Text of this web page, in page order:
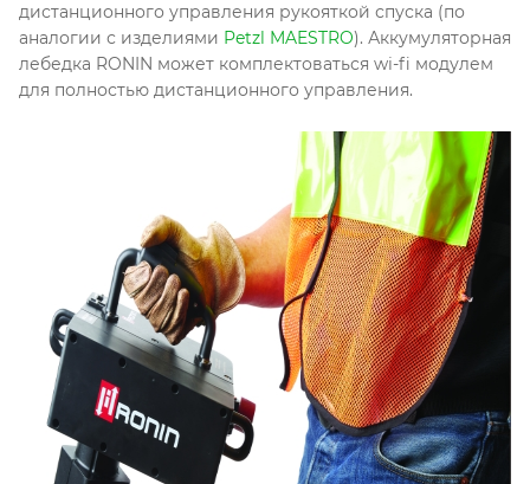
дистанционного управления рукояткой спуска (по
аналогии с изделиями Petzl MAESTRO). Аккумуляторная
лебедка RONIN может комплектоваться wi-fi модулем
для полностью дистанционного управления.